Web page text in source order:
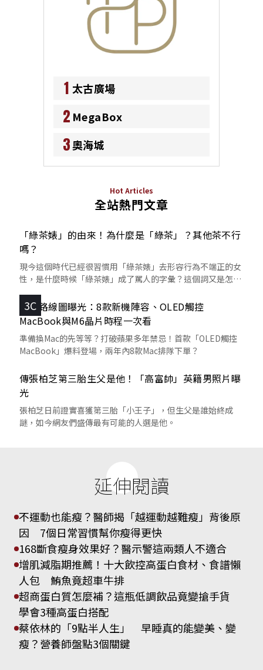
1 太古廣場
2 MegaBox
3奧海城
Hot Articles
全站熱門文章
「綠茶婊」的由來！為什麼是「綠茶」？其他茶不行
嗎？
現今這個時代已經很習慣用「綠茶婊」去形容行為不端正的女
性，是什麼時候「綠茶婊」成了罵人的字彙？這個詞又是怎麼
3C
蘋果路線圖曝光：8款新機陣容、OLED觸控
MacBook與M6晶片時程一次看
準備換Mac的先等等？打破蘋果多年禁忌！首款「OLED觸控
MacBook」爆料登場，兩年內8款Mac排隊下單？
傳張柏芝第三胎生父是他！「高富帥」英籍男照片曝
光
張柏芝日前證實喜獲第三胎「小王子」，但生父是誰始終成
謎，如今網友們盛傳最有可能的人選是他。
延伸閱讀
不運動也能瘦？醫師揭「越運動越難瘦」背後原
因 7個日常習慣幫你瘦得更快
168斷食瘦身效果好？醫示警這兩類人不適合
增肌減脂期推薦！十大飲控高蛋白食材、食譜懶
人包 鮪魚竟超車牛排
超商蛋白質怎麼補？這瓶低調飲品竟變搶手貨
學會3種高蛋白搭配
蔡依林的「9點半人生」 早睡真的能變美、變
瘦？營養師盤點3個關鍵